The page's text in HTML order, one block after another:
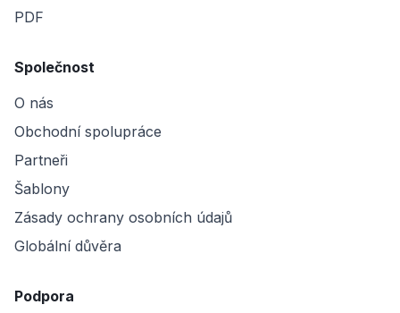
PDF
Společnost
O nás
Obchodní spolupráce
Partneři
Šablony
Zásady ochrany osobních údajů
Globální důvěra
Podpora